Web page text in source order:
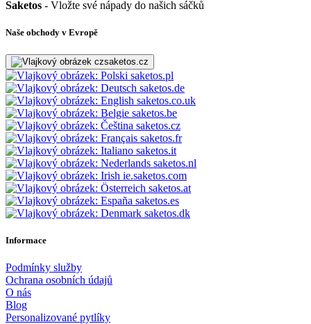
Saketos - Vložte své nápady do našich sáčků
Naše obchody v Evropě
saketos.cz
saketos.pl
saketos.de
saketos.co.uk
saketos.be
saketos.cz
saketos.fr
saketos.it
saketos.nl
ie.saketos.com
saketos.at
saketos.es
saketos.dk
Informace
Podmínky služby
Ochrana osobních údajů
O nás
Blog
Personalizované pytlíky